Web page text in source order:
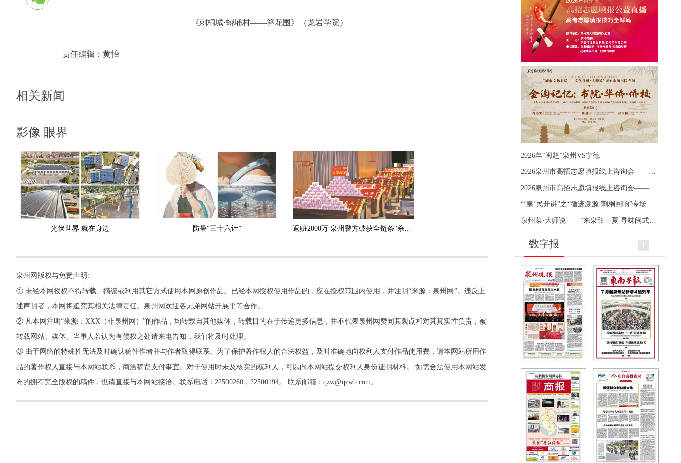
《刺桐城·蟳埔村——簪花围》（龙岩学院）
责任编辑： 黄怡
相关新闻
影像 眼界
光伏世界 就在身边 防暑“三十六计”
泉州网版权与免责声明:
① 未经本网授权不得转载、摘编或利用其它方式使用本网原创作品。已经本网授权使用作品的，应在授权范围内使用，并注明“来源：泉州网”。违反上
述声明者，本网将追究其相关法律责任。泉州网欢迎各兄弟网站开展平等合作。
② 凡本网注明“来源：XXX（非泉州网）”的作品，均转载自其他媒体，转载目的在于传递更多信息，并不代表泉州网赞同其观点和对其真实性负责，被
转载网站、媒体、当事人若认为有侵权之处请来电告知，我们将及时处理。
③ 由于网络的特殊性无法及时确认稿件作者并与作者取得联系。为了保护著作权人的合法权益，及时准确地向权利人支付作品使用费，请本网站所用作
品的著作权人直接与本网站联系，商洽稿费支付事宜。对于使用时未及核实的权利人，可以向本网站提交权利人身份证明材料。 如需合法使用本网站发
布的拥有完全版权的稿件，也请直接与本网站接洽。联系电话：22500260，22500194。 联系邮箱：qzw@qzwb.com。
2026年“闽超”泉州VS宁德
数字报